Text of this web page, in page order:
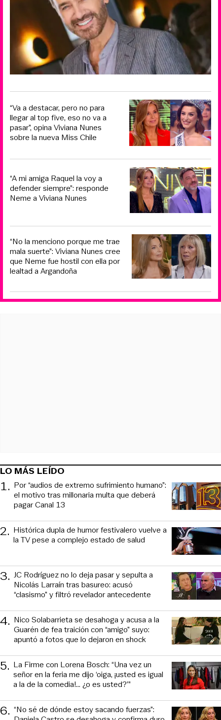
“Va a destacar, pero no para
llegar al top five, eso no va a
pasar”, opina Viviana Nunes
sobre la nueva Miss Chile
“A mi amiga Raquel la voy a
defender siempre”: responde
Neme a Viviana Nunes
“No la menciono porque me trae
mala suerte”: Viviana Nunes cree
que Neme fue hostil con ella por
lealtad a Argandoña
LO MÁS LEÍDO
1. Por “audios de extremo sufrimiento humano”:
el motivo tras millonaria multa que deberá
pagar Canal 13
2. Histórica dupla de humor festivalero vuelve a
la TV pese a complejo estado de salud
3. JC Rodríguez no lo deja pasar y sepulta a
Nicolás Larraín tras basureo: acusó
“clasismo” y filtró revelador antecedente
4. Nico Solabarrieta se desahoga y acusa a la
Guarén de fea traición con “amigo” suyo:
apuntó a fotos que lo dejaron en shock
5. La Firme con Lorena Bosch: “Una vez un
señor en la feria me dijo ‘oiga, ¡usted es igual
a la de la comedia!... ¿o es usted?’”
6. “No sé de dónde estoy sacando fuerzas”: